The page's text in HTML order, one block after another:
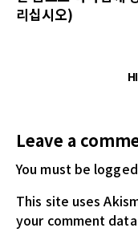
리십시오)
Leave a
You must be
This site uses
your comment